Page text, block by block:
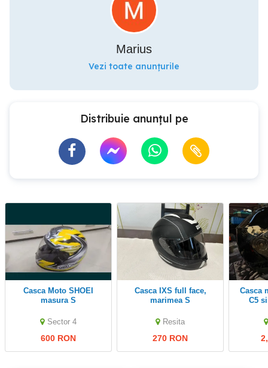
Marius
Vezi toate anunțurile
Distribuie anunțul pe
Casca Moto SHOEI
masura S
Sector 4
600 RON
Casca IXS full face,
marimea S
Resita
270 RON
casca moto Schuberth
C5